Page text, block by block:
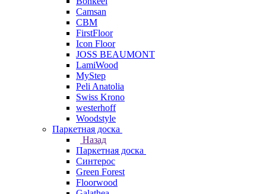
Camsan
CBM
FirstFloor
Icon Floor
JOSS BEAUMONT
LamiWood
MyStep
Peli Anatolia
Swiss Krono
westerhoff
Woodstyle
Паркетная доска
Назад
Паркетная доска
Синтерос
Green Forest
Floorwood